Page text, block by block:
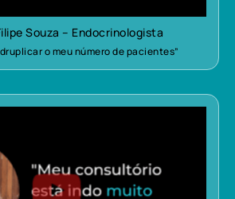
Souza – Endocrinologista
o meu número de pacientes”